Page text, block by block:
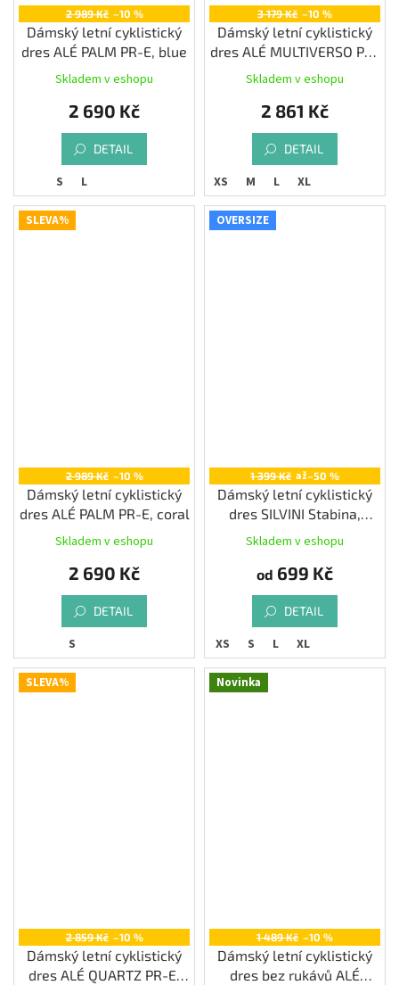
2 989 Kč –10 %
Dámský letní cyklistický
dres ALÉ PALM PR-E, blue
Skladem v eshopu
2 690 Kč
DETAIL
S L
3 179 Kč –10 %
Dámský letní cyklistický
dres ALÉ MULTIVERSO PR-
E, bossanova
Skladem v eshopu
2 861 Kč
DETAIL
XS M L XL
SLEVA%
2 989 Kč –10 %
Dámský letní cyklistický
dres ALÉ PALM PR-E, coral
Skladem v eshopu
2 690 Kč
DETAIL
S
OVERSIZE
1 399 Kč až–50 %
Dámský letní cyklistický
dres SILVINI Stabina,
garden-green
Skladem v eshopu
od 699 Kč
DETAIL
XS S L XL
SLEVA%
2 859 Kč –10 %
Dámský letní cyklistický
dres ALÉ QUARTZ PR-E,
Novinka
1 489 Kč –10 %
Dámský letní cyklistický
dres bez rukávů ALÉ